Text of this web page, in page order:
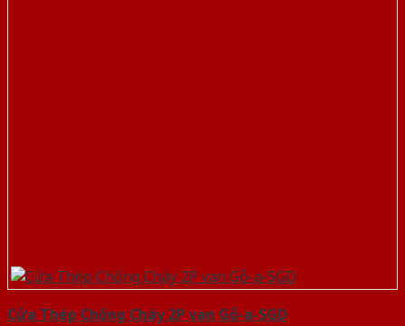
Cửa Thép Chống Cháy 2P van Gỗ-a-SGD